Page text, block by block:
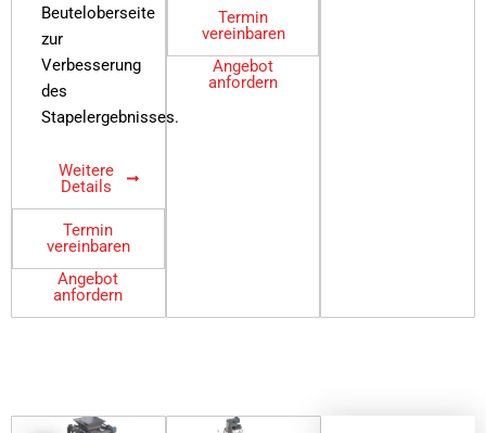
Beuteloberseite
zur
Verbesserung
des
Stapelergebnisses.
Weitere
Details
Termin
vereinbaren
Angebot
anfordern
Termin
vereinbaren
Angebot
anfordern